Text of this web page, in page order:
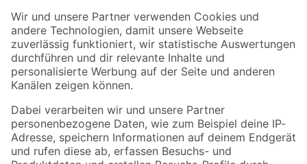
Der toom Newsletter: Keine Angebote und Aktionen mehr verpassen!
Zur Newsletter Anmeldung
Folge uns
Zahlungsarten Versandarten